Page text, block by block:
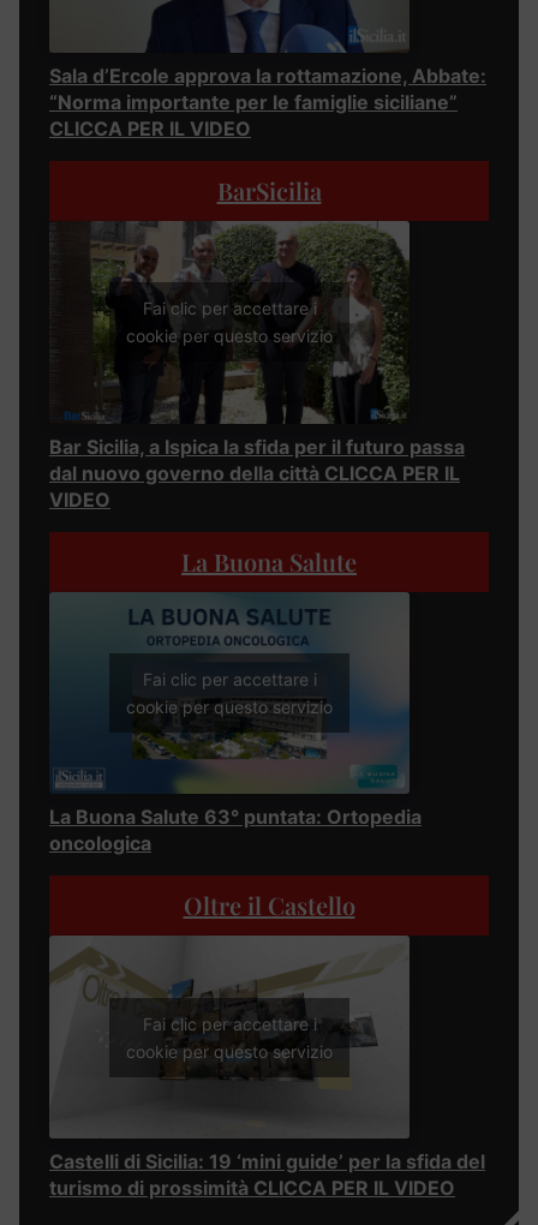
Sala d’Ercole approva la rottamazione, Abbate:
“Norma importante per le famiglie siciliane”
CLICCA PER IL VIDEO
BarSicilia
Fai clic per accettare i
cookie per questo servizio
Bar Sicilia, a Ispica la sfida per il futuro passa
dal nuovo governo della città CLICCA PER IL
VIDEO
La Buona Salute
Fai clic per accettare i
cookie per questo servizio
La Buona Salute 63° puntata: Ortopedia
oncologica
Oltre il Castello
Fai clic per accettare i
cookie per questo servizio
Castelli di Sicilia: 19 ‘mini guide’ per la sfida del
turismo di prossimità CLICCA PER IL VIDEO